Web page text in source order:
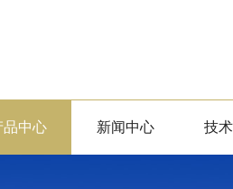
品中心 新闻中心 技